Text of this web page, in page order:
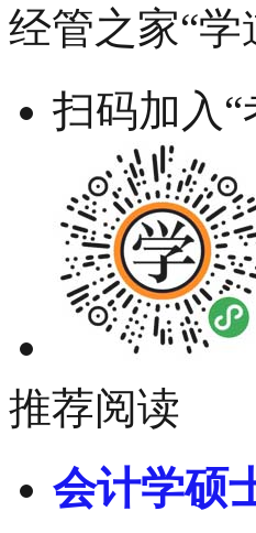
经管之家“学
扫码加入
推荐阅读
会计学硕